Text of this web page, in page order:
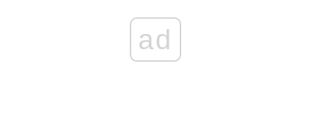
ad